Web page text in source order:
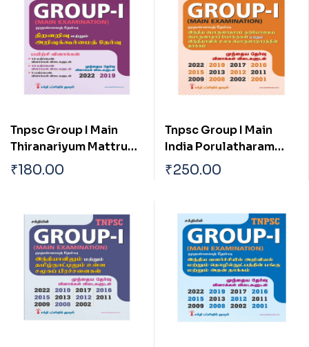
Tnpsc Group I Main
Thiranariyum Mattrum
Arivukurmai Thervu (
Aptitude & Mental
₹180.00
Tnpsc Group I Main
India Porulatharam
Tharpothaiya
Porulathara Pokkugal
Porulatharaththin
Thakkam
₹250.00